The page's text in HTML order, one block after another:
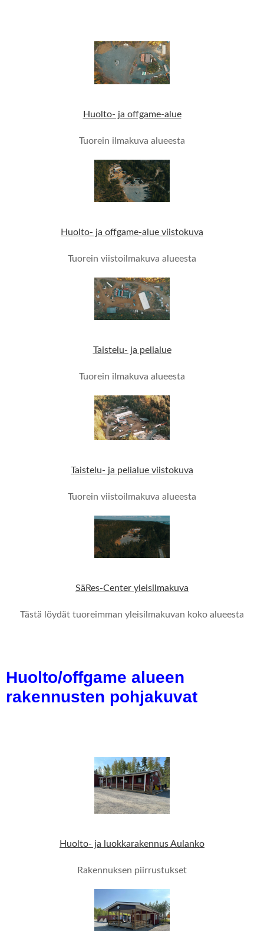
Huolto- ja offgame-alue
Tuorein ilmakuva alueesta
Huolto- ja offgame-alue viistokuva
Tuorein viistoilmakuva alueesta
Taistelu- ja pelialue
Tuorein ilmakuva alueesta
Taistelu- ja pelialue viistokuva
Tuorein viistoilmakuva alueesta
SäRes-Center yleisilmakuva
Tästä löydät tuoreimman yleisilmakuvan koko alueesta
Huolto/offgame alueen
rakennusten pohjakuvat
Huolto- ja luokkarakennus Aulanko
Rakennuksen piirrustukset